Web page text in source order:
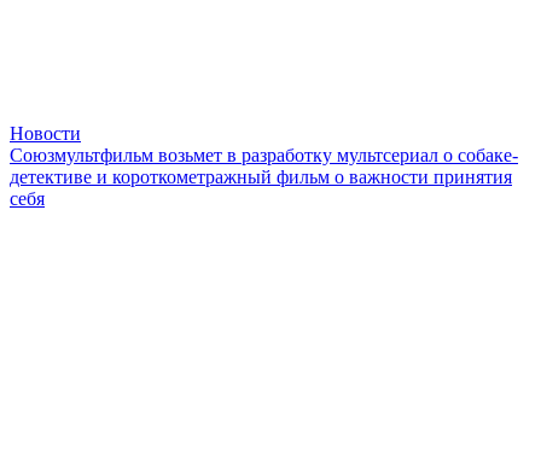
Новости
Союзмультфильм возьмет в разработку мультсериал о собаке-
детективе и короткометражный фильм о важности принятия
себя